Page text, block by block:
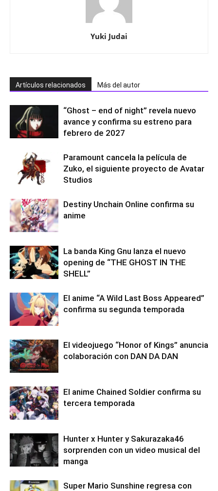
Yuki Judai
Artículos relacionados Más del autor
“Ghost – end of night” revela nuevo
avance y confirma su estreno para
febrero de 2027
Paramount cancela la película de
Zuko, el siguiente proyecto de Avatar
Studios
Destiny Unchain Online confirma su
anime
La banda King Gnu lanza el nuevo
opening de “THE GHOST IN THE
SHELL”
El anime “A Wild Last Boss Appeared”
confirma su segunda temporada
El videojuego “Honor of Kings” anuncia
colaboración con DAN DA DAN
El anime Chained Soldier confirma su
tercera temporada
Hunter x Hunter y Sakurazaka46
sorprenden con un video musical del
manga
Super Mario Sunshine regresa con